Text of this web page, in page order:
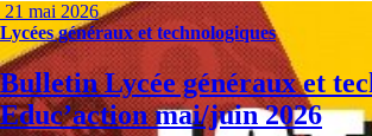
21 mai 2026
Lycées généraux et technologiques
Bulletin Lycée généraux et
Educ’action mai/juin 2026